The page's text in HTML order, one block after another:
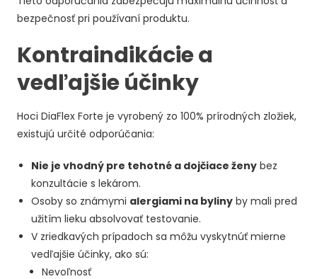
bezpečnosť pri používaní produktu.
Kontraindikácie a
vedľajšie účinky
Hoci DiaFlex Forte je vyrobený zo 100% prírodných zložiek,
existujú určité odporúčania:
Nie je vhodný pre tehotné a dojčiace ženy bez
konzultácie s lekárom.
Osoby so známymi alergiami na byliny by mali pred
užitím lieku absolvovať testovanie.
V zriedkavých prípadoch sa môžu vyskytnúť mierne
vedľajšie účinky, ako sú:
Nevoľnosť